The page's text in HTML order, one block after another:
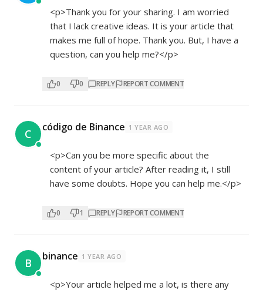
<p>Thank you for your sharing. I am worried
that I lack creative ideas. It is your article that
makes me full of hope. Thank you. But, I have a
question, can you help me?</p>
0 0 REPLY REPORT COMMENT
C código de Binance 1 YEAR AGO
<p>Can you be more specific about the
content of your article? After reading it, I still
have some doubts. Hope you can help me.</p>
0 1 REPLY REPORT COMMENT
B binance 1 YEAR AGO
<p>Your article helped me a lot, is there any